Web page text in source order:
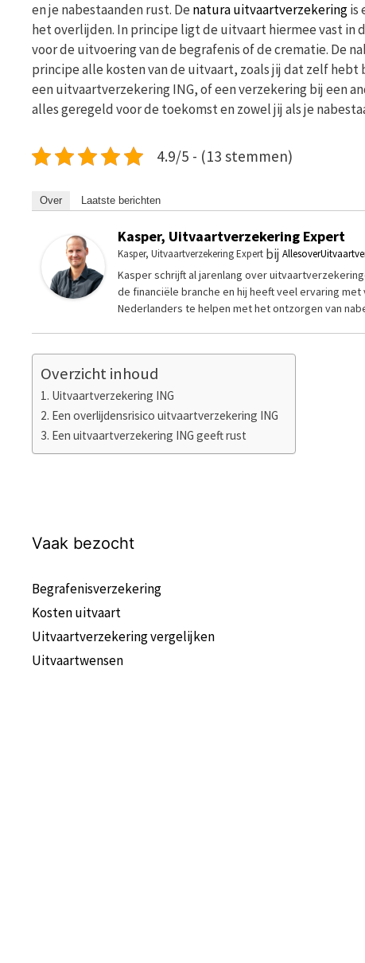
en je nabestaanden rust. De natura uitvaartverzekeringis
het overlijden. In principe ligt de uitvaart hiermee vast in
voor de uitvoering van de begrafenis of de crematie. De
principe alle kosten van de uitvaart, zoals jij dat zelf
een uitvaartverzekering ING, of een verzekering bij een
alles geregeld voor de toekomst en zowel jij als je
4.9/5 - (13 stemmen)
Over Laatste berichten
Kasper, Uitvaartverzekering Expert
Kasper, Uitvaartverzekering Expert bij
Kasper schrijft al jarenlang over
de financiële branche en hij heeft veel ervaring
Nederlanders te helpen met het ontzorgen van
Overzicht inhoud
Uitvaartverzekering ING
Een overlijdensrisico uitvaartverzekering ING
Een uitvaartverzekering ING geeft rust
Vaak bezocht
Begrafenisverzekering
Kosten uitvaart
Uitvaartverzekering vergelijken
Uitvaartwensen